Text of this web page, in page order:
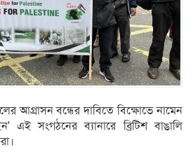
আগ্রাসন বন্ধের দাবিতে বিক্ষোভে নামেন
এই সংগঠনের ব্যানারে ব্রিটিশ বাঙালি